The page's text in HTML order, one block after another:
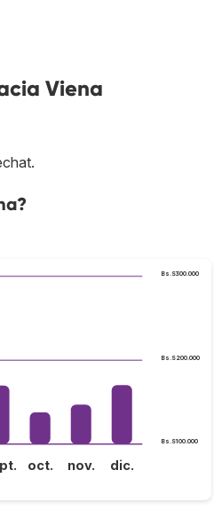
Viena
Bs.S100.000
Bs.S200.000
Bs.S300.000
oct. nov. dic.